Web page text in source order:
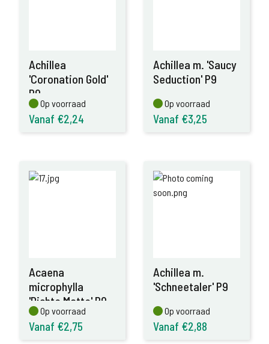
Achillea
'Coronation Gold'
P9
Op voorraad
Op voorraad
Vanaf €2,24
Achillea m. 'Saucy
Seduction' P9
Op voorraad
Op voorraad
Vanaf €3,25
Acaena
microphylla
'Dichte Matte' P9
Op voorraad
Op voorraad
Vanaf €2,75
Achillea m.
'Schneetaler' P9
Op voorraad
Op voorraad
Vanaf €2,88